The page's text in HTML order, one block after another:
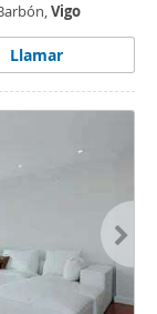
Vigo
Llamar